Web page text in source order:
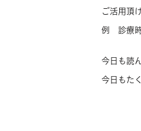
ご活用頂
例 診療時
今日も読
今日もた